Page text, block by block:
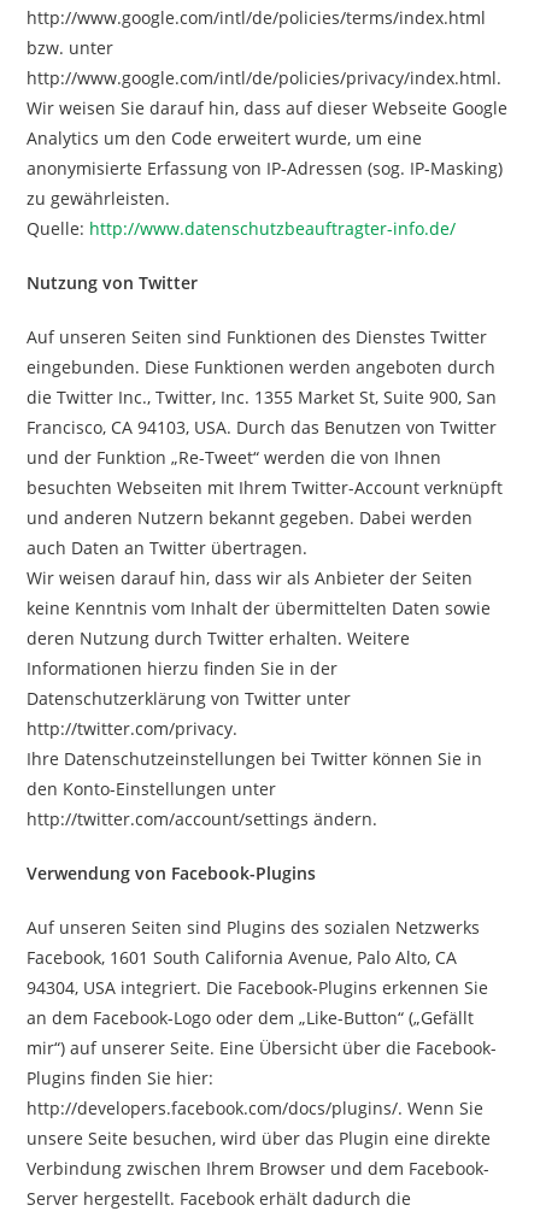
http://www.google.com/intl/de/policies/terms/index.html
bzw. unter
http://www.google.com/intl/de/policies/privacy/index.html.
Wir weisen Sie darauf hin, dass auf dieser Webseite Google
Analytics um den Code erweitert wurde, um eine
anonymisierte Erfassung von IP-Adressen (sog. IP-Masking)
zu gewährleisten.
Quelle: http://www.datenschutzbeauftragter-info.de/
Nutzung von Twitter
Auf unseren Seiten sind Funktionen des Dienstes Twitter
eingebunden. Diese Funktionen werden angeboten durch
die Twitter Inc., Twitter, Inc. 1355 Market St, Suite 900, San
Francisco, CA 94103, USA. Durch das Benutzen von Twitter
und der Funktion „Re-Tweet“ werden die von Ihnen
besuchten Webseiten mit Ihrem Twitter-Account verknüpft
und anderen Nutzern bekannt gegeben. Dabei werden
auch Daten an Twitter übertragen.
Wir weisen darauf hin, dass wir als Anbieter der Seiten
keine Kenntnis vom Inhalt der übermittelten Daten sowie
deren Nutzung durch Twitter erhalten. Weitere
Informationen hierzu finden Sie in der
Datenschutzerklärung von Twitter unter
http://twitter.com/privacy.
Ihre Datenschutzeinstellungen bei Twitter können Sie in
den Konto-Einstellungen unter
http://twitter.com/account/settings ändern.
Verwendung von Facebook-Plugins
Auf unseren Seiten sind Plugins des sozialen Netzwerks
Facebook, 1601 South California Avenue, Palo Alto, CA
94304, USA integriert. Die Facebook-Plugins erkennen Sie
an dem Facebook-Logo oder dem „Like-Button“ („Gefällt
mir“) auf unserer Seite. Eine Übersicht über die Facebook-
Plugins finden Sie hier:
http://developers.facebook.com/docs/plugins/. Wenn Sie
unsere Seite besuchen, wird über das Plugin eine direkte
Verbindung zwischen Ihrem Browser und dem Facebook-
Server hergestellt. Facebook erhält dadurch die